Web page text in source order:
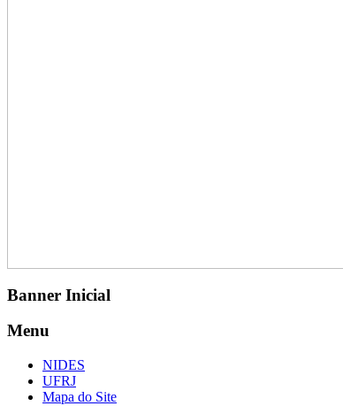
Banner Inicial
Menu
NIDES
UFRJ
Mapa do Site